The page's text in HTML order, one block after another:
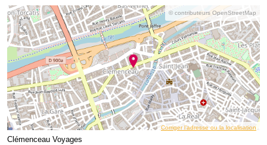
© contributeurs OpenStreetMap
Corriger l’adresse ou la localisation
Clémenceau Voyages